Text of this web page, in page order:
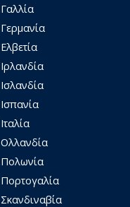
Γαλλία
Γερμανία
Ελβετία
Ιρλανδία
Ισλανδία
Ισπανία
Ιταλία
Ολλανδία
Πολωνία
Πορτογαλία
Σκανδιναβία